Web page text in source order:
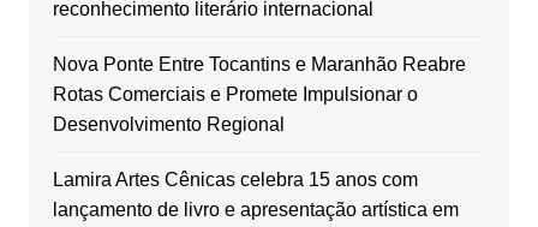
reconhecimento literário internacional
Nova Ponte Entre Tocantins e Maranhão Reabre
Rotas Comerciais e Promete Impulsionar o
Desenvolvimento Regional
Lamira Artes Cênicas celebra 15 anos com
lançamento de livro e apresentação artística em